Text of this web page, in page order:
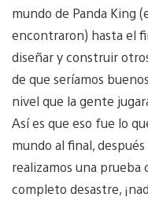
mundo de Panda King
encontraron) hasta el
diseñar y construir
de que seríamos
nivel que la gente
Así es que eso fue lo
mundo al final,
realizamos una prueba
completo desastre,